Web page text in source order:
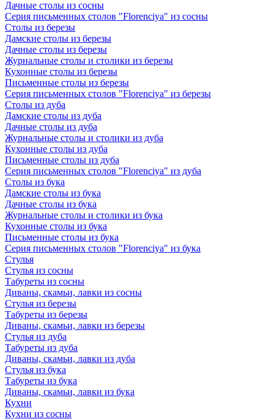
Дачные столы из сосны
Серия письменных столов "Florenciya" из сосны
Столы из березы
Дамские столы из березы
Дачные столы из березы
Журнальные столы и столики из березы
Кухонные столы из березы
Письменные столы из березы
Серия письменных столов "Florenciya" из березы
Столы из дуба
Дамские столы из дуба
Дачные столы из дуба
Журнальные столы и столики из дуба
Кухонные столы из дуба
Письменные столы из дуба
Серия письменных столов "Florenciya" из дуба
Столы из бука
Дамские столы из бука
Дачные столы из бука
Журнальные столы и столики из бука
Кухонные столы из бука
Письменные столы из бука
Серия письменных столов "Florenciya" из бука
Стулья
Стулья из сосны
Табуреты из сосны
Диваны, скамьи, лавки из сосны
Стулья из березы
Табуреты из березы
Диваны, скамьи, лавки из березы
Стулья из дуба
Табуреты из дуба
Диваны, скамьи, лавки из дуба
Стулья из бука
Табуреты из бука
Диваны, скамьи, лавки из бука
Кухни
Кухни из сосны